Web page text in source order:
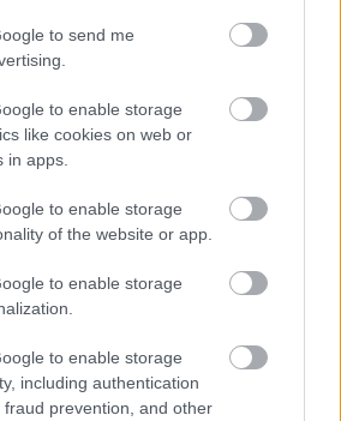
to send me
to enable storage
like cookies on web or
in apps.
to enable storage
of the website or app.
to enable storage
to enable storage
including authentication
prevention, and other